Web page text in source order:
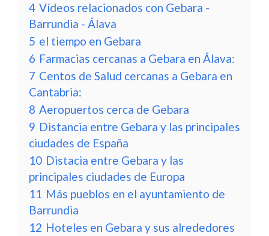
4 Vídeos relacionados con Gebara -
Barrundia - Álava
5 el tiempo en Gebara
6 Farmacias cercanas a Gebara en Álava:
7 Centos de Salud cercanas a Gebara en
Cantabria:
8 Aeropuertos cerca de Gebara
9 Distancia entre Gebara y las principales
ciudades de España
10 Distacia entre Gebara y las
principales ciudades de Europa
11 Más pueblos en el ayuntamiento de
Barrundia
12 Hoteles en Gebara y sus alrededores